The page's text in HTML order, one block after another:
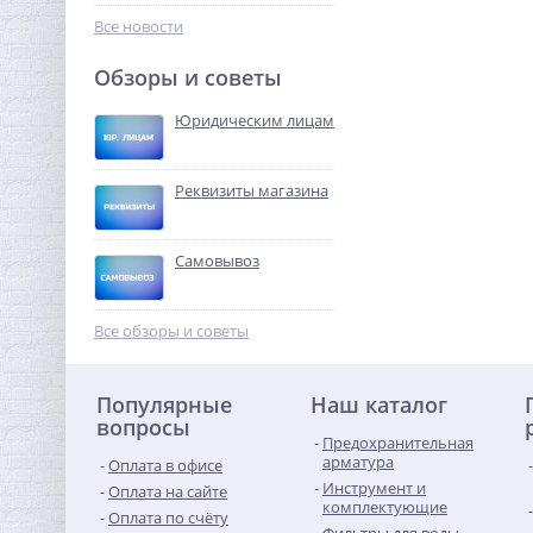
1 082,56
Ниппель редукция 2"1/2 x
2" (НР) латунь UNI-FITT
6 111,00 руб.
-68%
Все новости
Обзоры и советы
Юридическим лицам
Реквизиты магазина
Самовывоз
Все обзоры и советы
Популярные
вопросы
Оплата в офисе
Оплата на сайте
Оплата по счёту
Наш каталог
Предохранительная
арматура
Инструмент и
комплектующие